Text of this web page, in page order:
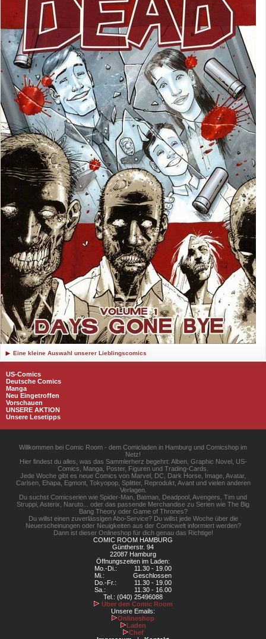
Eine kleine Auswahl unserer Lieblingscomics
US-Comics
Deutsche Comics
Manga
Neu Eingetroffen
Vorschauen
UNSERE AKTION
Unsere Lesetipps
Willkommen bei Comic Room - dem Comicladen in Hamburg und Comicshop im
Netz!
Hier findest du alles, was das Sammlerherz begehrt: Alben, Graphic Novel, US-
Comics, Manga, Poster, Figuren und Trading-Cards.
Jede Woche gibt es neue Comics von Marvel, DC, Dark Horse, Image, Avatar,
Carlsen, Ehapa, Egmont, Tokyopop, Splitter, Reprodukt, Avant und vielen anderen
Verlagen.
Du suchst Comicserien wie Spider-Man, Batman, Deadpool, Avengers, Tim und
Struppi, Asterix, Naruto... oder das passende Merchandise zu Serien wie The Big
Bang Theory oder Game of Thrones?
Du willst einen zuverlässigen Abo-Service? Du willst jede Woche über die
Neuerscheinungen oder Neuigkeiten aus der Comicwelt informiert werden?
Dann ist dieser Onlineshop für dich genau das Richtige!
COMIC ROOM HAMBURG
Güntherstr. 94
22087 Hamburg
Öffnungszeiten im Laden:
Mo.-Di.:
11.30 - 19.00
Mi.:
Geschlossen
Do.-Fr.:
11.30 - 19.00
Sa.:
11.30 - 16.00
Tel.: (040) 25496088
Über den Comic Room
Unsere Emails:
Onlineshop
Laden
Chef